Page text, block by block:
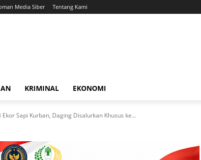
Media Siber Tentang Kami
KRIMINAL EKONOMI
Sapi Kurban, Daging Disalurkan Khusus ke...